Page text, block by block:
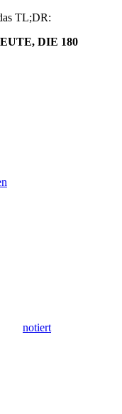
TL;DR:
DIE 180
notiert